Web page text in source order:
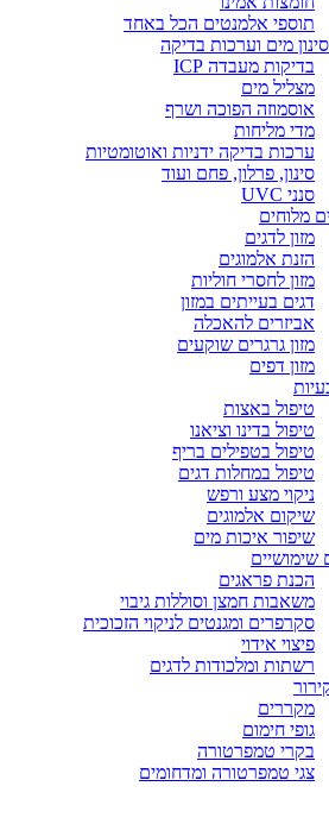
תוספי אלמנטים הכל באחד
מים וערכות בדיקה
בדיקות מעבדה ICP
מצליל מים
אוסמוזה הפוכה ושרף
מדי מליחות
ערכות בדיקה ידניות ואוטומטיות
סינון, פרלון, פחם ועוד
סנני UVC
מלוחים
מזון לדגים
הזנת אלמוגים
מזון לחסרי חוליות
דגים בעייתים במזון
אביזרים להאכלה
מזון גרגרים שוקעים
מזון דפים
טיפול באצות
טיפול בדינו וציאנו
טיפול בטפילים בריף
טיפול במחלות דגים
ניקוי מצע ורפש
שיקום אלמוגים
שיפור איכות מים
שימושיים
הכנת פראגים
משאבות חמצן וסוללות גיבוי
סקרפרים ומגנטים לניקוי הזכוכית
פיצוי אידוי
רשתות ומלכודות לדגים
מקררים
גופי חימום
בקרי טמפרטורה
צגי טמפרטורה ומדחומים